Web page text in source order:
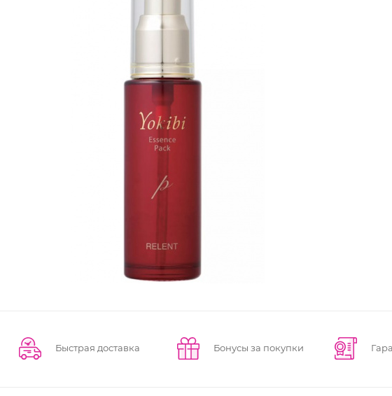
Быстрая доставка Бонусы за покупки